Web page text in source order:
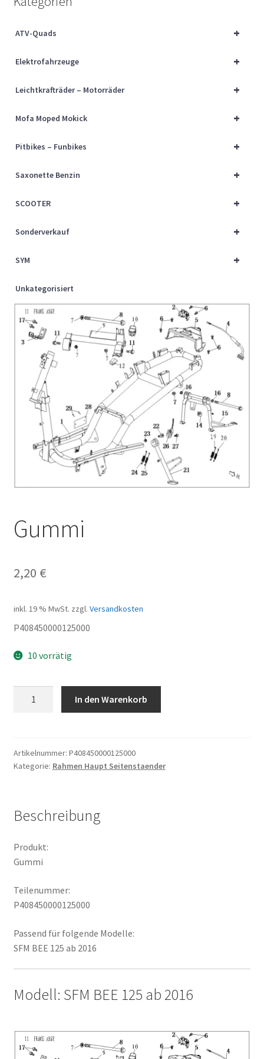
Über uns
+
ATV-Quads
+
Elektrofahrzeuge
+
Leichtkrafträder – Motorräder
+
Mofa Moped Mokick
+
Pitbikes – Funbikes
+
Saxonette Benzin
+
SCOOTER
+
Sonderverkauf
+
SYM
Unkategorisiert
Gummi
2,20 €
inkl. 19 % MwSt. zzgl. Versandkosten
P408450000125000
10 vorrätig
In den Warenkorb
Artikelnummer: P408450000125000
Kategorie: Rahmen Haupt Seitenstaender
Beschreibung
Produkt:
Gummi
Teilenummer:
P408450000125000
Passend für folgende Modelle:
SFM BEE 125 ab 2016
Modell: SFM BEE 125 ab 2016